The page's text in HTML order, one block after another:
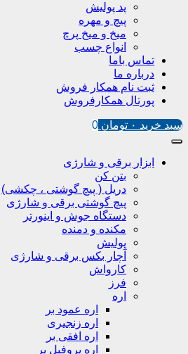
پد پولیش
پیچ و مهره
میخ و میخ پرچ
انواع چسب
تماس باما
درباره ما
ثبت نام همکار فروش
پورتال همکارفروش
سبد خرید ۰ تومان 0
ابزار برقی و شارژی
بتن کن
دریل ( پیچ گوشتی ، چکشی)
پیچ گوشتی برقی و شارژی
دستگاه جوش و اینورتر
مکنده و دمنده
پولیش
آچار بکس برقی و شارژی
کارواش
فرز
اره
اره عمود بر
اره زنجیری
اره افقی بر
اره پروفیل پر